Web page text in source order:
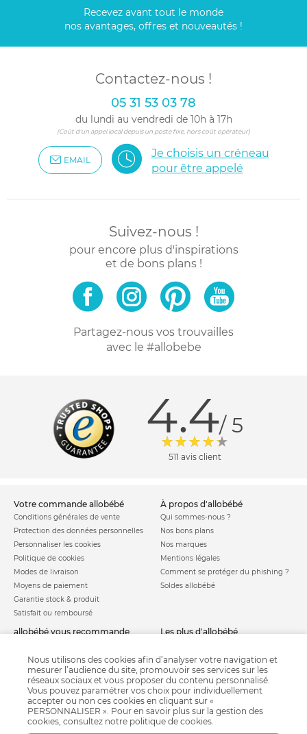
Recevez avant tout le monde
nos avantages, offres et nouveautés !
Contactez-nous !
05 31 53 03 78
du lundi au vendredi de 10h à 17h
(Coût d'un appel local depuis un poste fixe, hors coût opérateur)
EMAIL
Je choisis un créneau
pour être appelé
Suivez-nous !
pour encore plus d'inspirations
et de bons plans !
Partagez-nous vos trouvailles
avec le #allobebe
4.4/ 5
511 avis client
votre commande allobébé
Conditions générales de vente
Protection des données personnelles
Personnaliser les cookies
Politique de cookies
Modes de livraison
Moyens de paiement
Garantie stock & produit
Satisfait ou remboursé
à propos d'allobébé
Qui sommes-nous ?
Nos bons plans
Nos marques
Mentions légales
Comment se protéger du phishing ?
Soldes allobébé
allobébé vous recommande
Nos labels
Nos licences
Besoin d'aide ?
FAQ
les plus d'allobébé
Infos conseils
Jeux concours
Valise de maternité
Parrainage
Paiement sécurisé
Nous utilisons des cookies afin d’analyser votre navigation et
mesurer l’audience du site, promouvoir ses services sur les
réseaux sociaux et vous proposer du contenu personnalisé.
Vous pouvez paramétrer vos choix pour individuellement
accepter ou non ces cookies en cliquant sur «
PERSONNALISER ». Pour en savoir plus sur la gestion des
cookies, consultez notre politique de cookies.